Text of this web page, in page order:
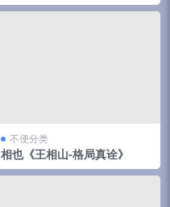
斗太岁》弟子班面授课
不便分类
相也《王相山-格局真诠》